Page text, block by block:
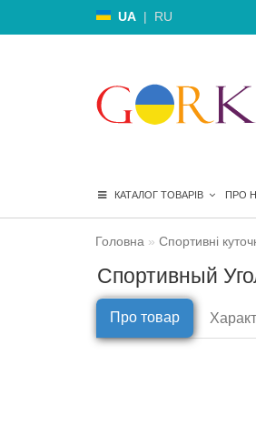
UA | RU
КАТАЛОГ ТОВАРІВ ПРО
Головна Спортивні
Спортивный
Про товар